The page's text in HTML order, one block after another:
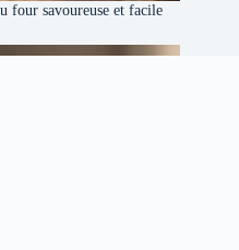
four savoureuse et facile